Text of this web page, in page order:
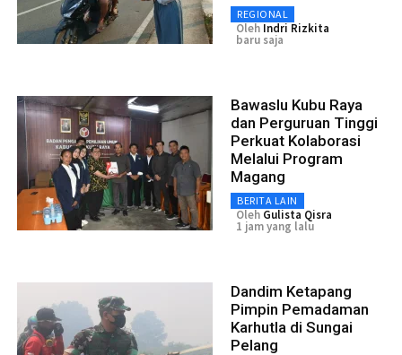
REGIONAL
Oleh Indri Rizkita
baru saja
Bawaslu Kubu Raya
dan Perguruan Tinggi
Perkuat Kolaborasi
Melalui Program
Magang
BERITA LAIN
Oleh Gulista Qisra
1 jam yang lalu
Dandim Ketapang
Pimpin Pemadaman
Karhutla di Sungai
Pelang